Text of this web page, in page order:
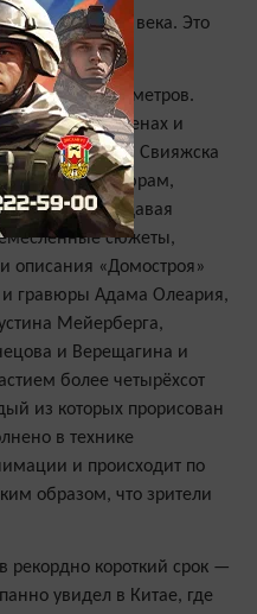
крепости XVII века. Это
двадцати метров.
в бытовых сценах и
книги города Свияжска
планам и гравюрам,
Воссоздавая
сюжеты,
описания «Домостроя»
и гравюры Адама Олеария,
Мейерберга,
и Верещагина и
более четырёхсот
из которых прорисован
в технике
и происходит по
образом, что зрители
рекордно короткий срок —
увидел в Китае, где